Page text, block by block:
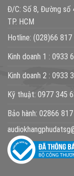
Đ/C: Số 8, Đường số
TP. HCM
Hotline: (028)66 817
Kinh doanh 1 : 0933
Kinh doanh 2 : 0933
Kỹ thuật: 0977 345
Bảo hành: 02866